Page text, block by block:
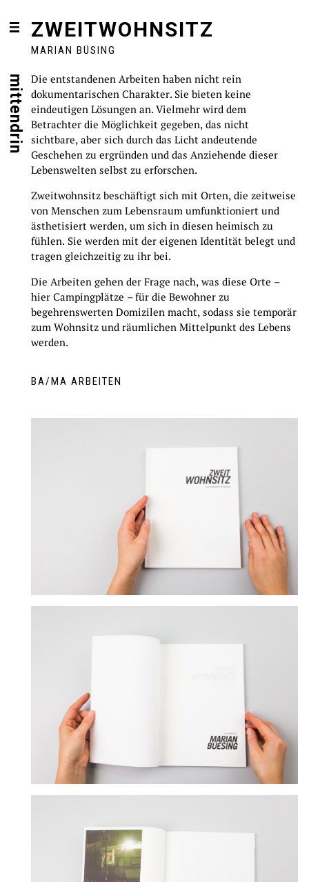
ZWEITWOHNSITZ
MARIAN BÜSING
Die entstandenen Arbeiten haben nicht rein
dokumentarischen Charakter. Sie bieten keine
eindeutigen Lösungen an. Vielmehr wird dem
Betrachter die Möglichkeit gegeben, das nicht
sichtbare, aber sich durch das Licht andeutende
Geschehen zu ergründen und das Anziehende dieser
Lebenswelten selbst zu erforschen.
Zweitwohnsitz beschäftigt sich mit Orten, die zeitweise
von Menschen zum Lebensraum umfunktioniert und
ästhetisiert werden, um sich in diesen heimisch zu
fühlen. Sie werden mit der eigenen Identität belegt und
tragen gleichzeitig zu ihr bei.
Die Arbeiten gehen der Frage nach, was diese Orte –
hier Campingplätze – für die Bewohner zu
begehrenswerten Domizilen macht, sodass sie temporär
zum Wohnsitz und räumlichen Mittelpunkt des Lebens
werden.
BA/MA ARBEITEN
mittendrin